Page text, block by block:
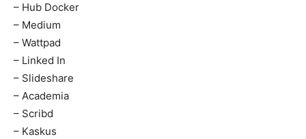
– Hub Docker
– Medium
– Wattpad
– Linked In
– Slideshare
– Academia
– Scribd
– Kaskus